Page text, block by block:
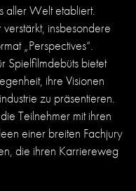
aller Welt etabliert.
insbesondere
„Perspectives“.
Spielfilmdebüts bietet
ihre Visionen
zu präsentieren.
Teilnehmer mit ihren
einer breiten Fachjury
die ihren Karriereweg